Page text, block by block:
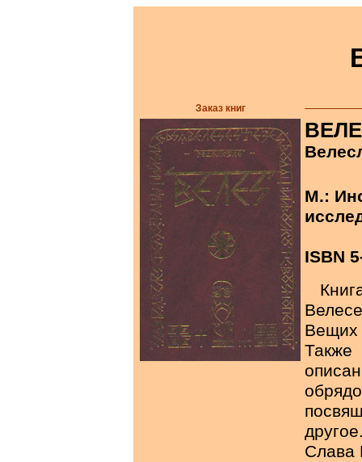
Заказ книг
М.:
ISBN
Вещих
Слава